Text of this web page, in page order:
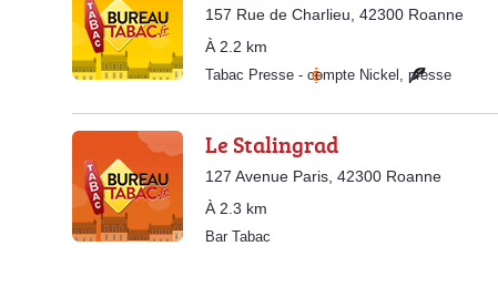
157 Rue de Charlieu, 42300 Roanne
À 2.2 km
Tabac Presse - compte Nickel , presse
Le Stalingrad
127 Avenue Paris, 42300 Roanne
À 2.3 km
Bar Tabac